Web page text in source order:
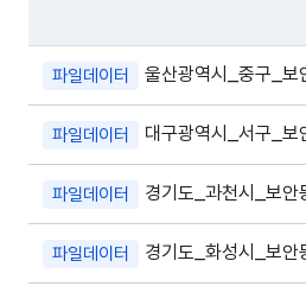
파일 데이터의 과거 데이터표로
파일데이터 울산광역시_중구_보
파일데이터 대구광역시_서구_보
파일데이터 경기도_과천시_보안
파일데이터 경기도_화성시_보안